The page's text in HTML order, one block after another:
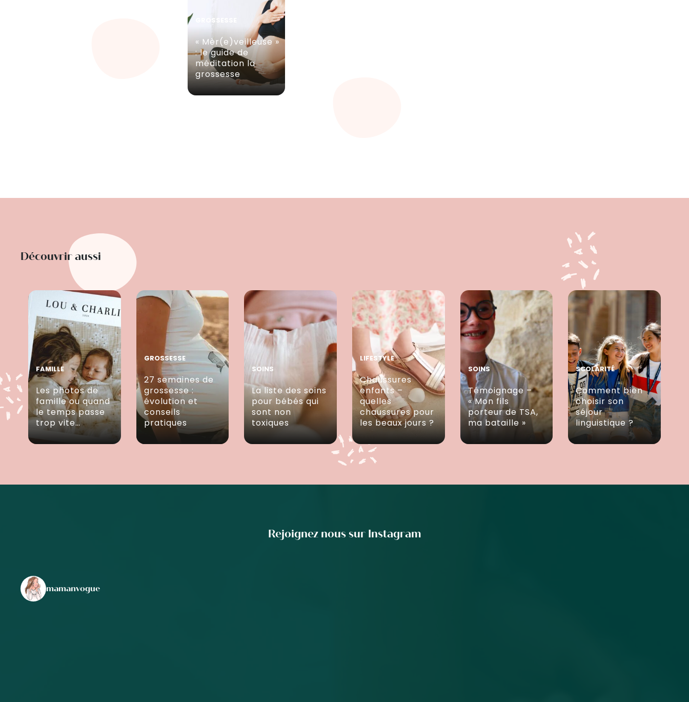
GROSSESSE
« Mèr(e)veilleuse »
: le guide de
méditation la
grossesse
Découvrir aussi
FAMILLE
Les photos de
famille ou quand
le temps passe
trop vite…
GROSSESSE
27 semaines de
grossesse :
évolution et
conseils
pratiques
SOINS
La liste des soins
pour bébés qui
sont non
toxiques
LIFESTYLE
Chaussures
enfants –
quelles
chaussures pour
les beaux jours ?
SOINS
Témoignage –
« Mon fils
porteur de TSA,
ma bataille »
SCOLARITÉ
Comment bien
choisir son
séjour
linguistique ?
Rejoignez nous sur Instagram
mamanvogue